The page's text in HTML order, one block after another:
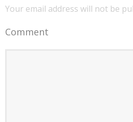
Your email address will not be
Comment